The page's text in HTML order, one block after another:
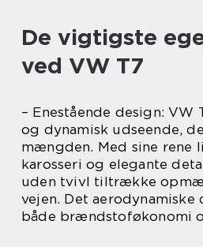
De vigtigste
ved VW T7
– Enestående design: VW
og dynamisk udseende,
mængden. Med sine rene
karosseri og elegante
uden tvivl tiltrække
vejen. Det
både brændstoføkonomi